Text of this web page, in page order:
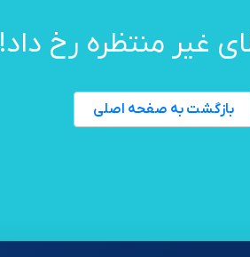
غیر منتظره رخ داد!
بازگشت به صفحه اصلی